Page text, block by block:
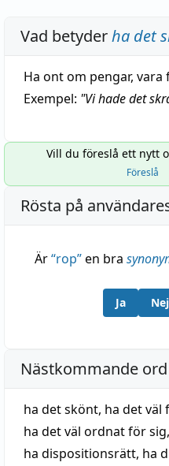
Vad betyderha det
Ha ont om pengar, vara
Exempel: "Vi hade det
Vill du föreslå ett nytt
Föreslå
Rösta på
Är“rop”en bra
Ja Nej
Nästkommande ord
ha det skönt, ha det väl
ha det väl ordnat för sig,
ha dispositionsrätt, ha